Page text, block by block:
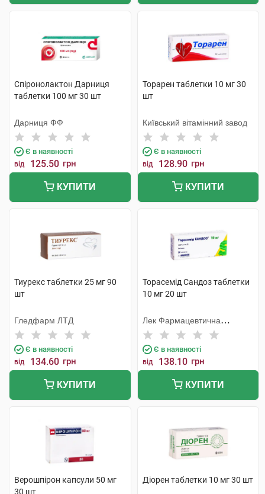
Спіронолактон Дарниця
таблетки 100 мг 30 шт
Дарниця ФФ
Є в наявності
від 125.50 грн
КУПИТИ
Торарен таблетки 10 мг 30
шт
Київський вітамінний завод
Є в наявності
від 128.90 грн
КУПИТИ
Тиурекс таблетки 25 мг 90
шт
Гледфарм ЛТД
Є в наявності
від 134.60 грн
КУПИТИ
Торасемід Сандоз таблетки
10 мг 20 шт
Лек Фармацевтична
компанія
Є в наявності
від 138.10 грн
КУПИТИ
Верошпірон капсули 50 мг
30 шт
Діорен таблетки 10 мг 30 шт